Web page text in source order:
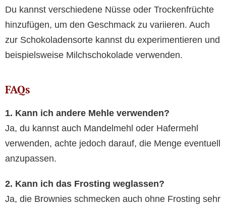
Du kannst verschiedene Nüsse oder Trockenfrüchte
hinzufügen, um den Geschmack zu variieren. Auch
zur Schokoladensorte kannst du experimentieren und
beispielsweise Milchschokolade verwenden.
FAQs
1. Kann ich andere Mehle verwenden?
Ja, du kannst auch Mandelmehl oder Hafermehl
verwenden, achte jedoch darauf, die Menge eventuell
anzupassen.
2. Kann ich das Frosting weglassen?
Ja, die Brownies schmecken auch ohne Frosting sehr